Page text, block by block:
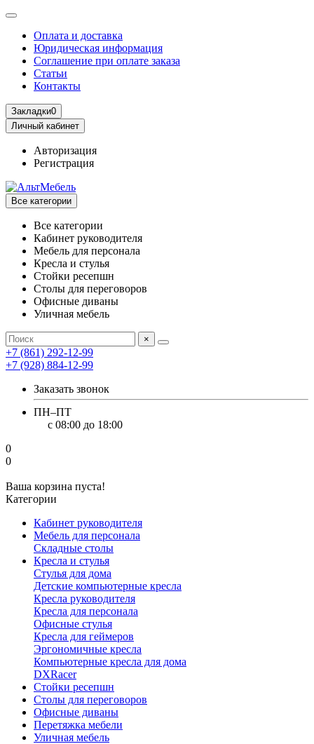
Оплата и доставка
Юридическая информация
Соглашение при оплате заказа
Статьи
Контакты
Закладки0
Личный кабинет
Авторизация
Регистрация
Все категории
Все категории
Кабинет руководителя
Мебель для персонала
Кресла и стулья
Стойки ресепшн
Столы для переговоров
Офисные диваны
Уличная мебель
×
+7 (861) 292-12-99
+7 (928) 884-12-99
Заказать звонок
ПН–ПТ
с 08:00 до 18:00
0
0
Ваша корзина пуста!
Категории
Кабинет руководителя
Мебель для персонала
Складные столы
Кресла и стулья
Стулья для дома
Детские компьютерные кресла
Кресла руководителя
Кресла для персонала
Офисные стулья
Кресла для геймеров
Эргономичные кресла
Компьютерные кресла для дома
DXRacer
Стойки ресепшн
Столы для переговоров
Офисные диваны
Перетяжка мебели
Уличная мебель